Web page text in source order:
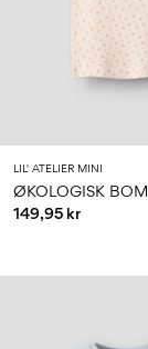
LIL' ATELIER MINI
149,95 kr